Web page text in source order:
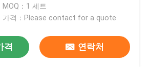
MOQ：1 세트
가격：Please contact for a quote
격 연락처